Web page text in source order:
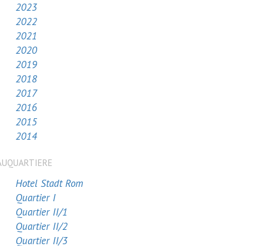
2023
2022
2021
2020
2019
2018
2017
2016
2015
2014
Hotel Stadt Rom
Quartier I
Quartier II/1
Quartier II/2
Quartier II/3